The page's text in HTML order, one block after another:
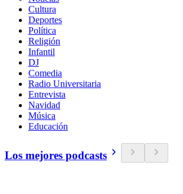
Cultura
Deportes
Política
Religión
Infantil
DJ
Comedia
Radio Universitaria
Entrevista
Navidad
Música
Educación
Los mejores podcasts